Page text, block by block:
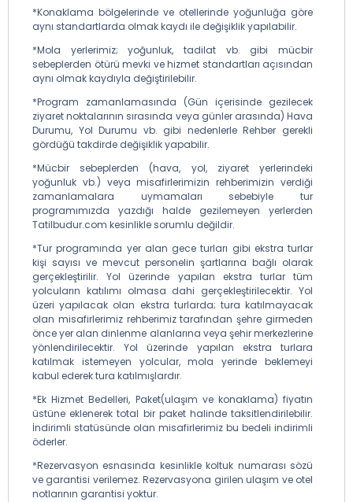
*Konaklama bölgelerinde ve otellerinde yoğunluğa göre
aynı standartlarda olmak kaydı ile değişiklik yapılabilir.
*Mola yerlerimiz; yoğunluk, tadilat vb. gibi mücbir
sebeplerden ötürü mevki ve hizmet standartları açısından
aynı olmak kaydıyla değiştirilebilir.
*Program zamanlamasında (Gün içerisinde gezilecek
ziyaret noktalarının sırasında veya günler arasında) Hava
Durumu, Yol Durumu vb. gibi nedenlerle Rehber gerekli
gördüğü takdirde değişiklik yapabilir.
*Mücbir sebeplerden (hava, yol, ziyaret yerlerindeki
yoğunluk vb.) veya misafirlerimizin rehberimizin verdiği
zamanlamalara uymamaları sebebiyle tur
programımızda yazdığı halde gezilemeyen yerlerden
Tatilbudur.com kesinlikle sorumlu değildir.
*Tur programında yer alan gece turları gibi ekstra turlar
kişi sayısı ve mevcut personelin şartlarına bağlı olarak
gerçekleştirilir. Yol üzerinde yapılan ekstra turlar tüm
yolcuların katılımı olmasa dahi gerçekleştirilecektir. Yol
üzeri yapılacak olan ekstra turlarda; tura katılmayacak
olan misafirlerimiz rehberimiz tarafından şehre girmeden
önce yer alan dinlenme alanlarına veya şehir merkezlerine
yönlendirilecektir. Yol üzerinde yapılan ekstra turlara
katılmak istemeyen yolcular, mola yerinde beklemeyi
kabul ederek tura katılmışlardır.
*Ek Hizmet Bedelleri, Paket(ulaşım ve konaklama) fiyatın
üstüne eklenerek total bir paket halinde taksitlendirilebilir.
İndirimli statüsünde olan misafirlerimiz bu bedeli indirimli
öderler.
*Rezervasyon esnasında kesinlikle koltuk numarası sözü
ve garantisi verilemez. Rezervasyona girilen ulaşım ve otel
notlarının garantisi yoktur.